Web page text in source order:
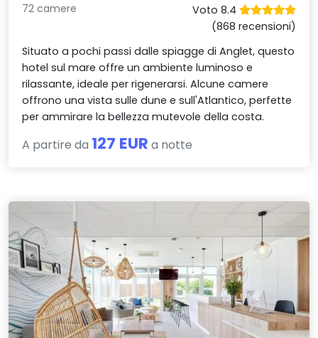
72 camere
Voto 8.4
(868 recensioni)
Situato a pochi passi dalle spiagge di Anglet, questo
hotel sul mare offre un ambiente luminoso e
rilassante, ideale per rigenerarsi. Alcune camere
offrono una vista sulle dune e sull'Atlantico, perfette
per ammirare la bellezza mutevole della costa.
A partire da 127 EUR a notte